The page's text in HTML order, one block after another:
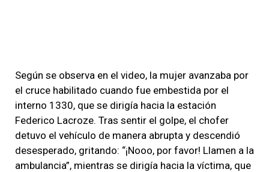
Según se observa en el video, la mujer avanzaba por
el cruce habilitado cuando fue embestida por el
interno 1330, que se dirigía hacia la estación
Federico Lacroze. Tras sentir el golpe, el chofer
detuvo el vehículo de manera abrupta y descendió
desesperado, gritando: “¡Nooo, por favor! Llamen a la
ambulancia”, mientras se dirigía hacia la víctima, que